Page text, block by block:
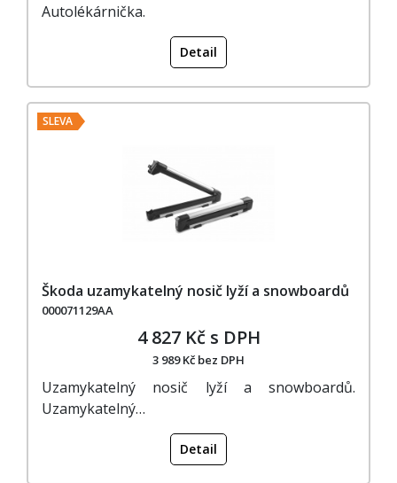
Autolékárnička.
Detail
SLEVA
Škoda uzamykatelný nosič lyží a snowboardů
000071129AA
4 827 Kč s DPH
3 989 Kč bez DPH
Uzamykatelný nosič lyží a snowboardů.
Uzamykatelný…
Detail